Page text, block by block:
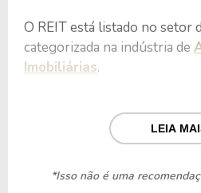
O REIT está listado no setor
categorizada na indústria de
Imobiliárias.
de $ 8,95 Bilhões, que
$ 3,72 Bilhões.
Quanto aos seus principais
LEIA
*Isso não é uma